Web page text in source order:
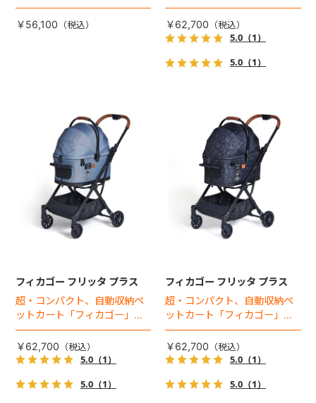
キャビン着脱タイプが新登
場！
￥56,100
キャビン着脱タイプが新登
場！
￥62,700
5.0（1）
5.0（1）
フィカゴー フリッタ プラス
超・コンパクト、自動収納ペ
ットカート「フィカゴー」に
キャビン着脱タイプが新登
場！
￥62,700
5.0（1）
5.0（1）
フィカゴー フリッタ プラス
超・コンパクト、自動収納ペ
ットカート「フィカゴー」に
キャビン着脱タイプが新登
場！
￥62,700
5.0（1）
5.0（1）